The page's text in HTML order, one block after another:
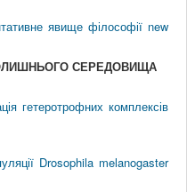
явище філософії new
СЕРЕДОВИЩА
гетеротрофних комплексів
Drosophila melanogaster